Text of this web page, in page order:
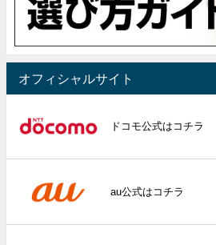
オフィシャルサイト
ドコモ公式はコチラ
au公式はコチラ